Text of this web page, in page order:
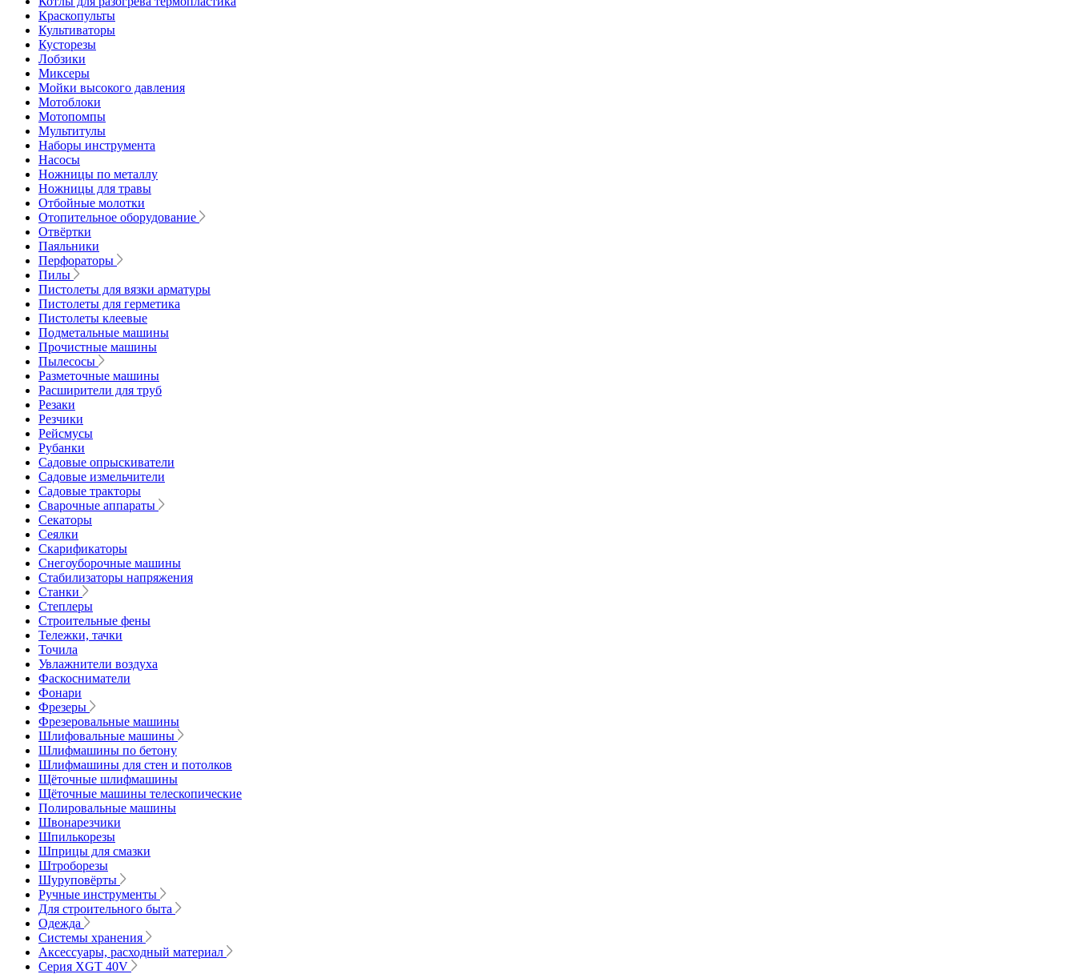
Краскопульты
Культиваторы
Кусторезы
Лобзики
Миксеры
Мойки высокого давления
Мотоблоки
Мотопомпы
Мультитулы
Наборы инструмента
Насосы
Ножницы по металлу
Ножницы для травы
Отбойные молотки
Отопительное оборудование
Отвёртки
Паяльники
Перфораторы
Пилы
Пистолеты для вязки арматуры
Пистолеты для герметика
Пистолеты клеевые
Подметальные машины
Прочистные машины
Пылесосы
Разметочные машины
Расширители для труб
Резаки
Резчики
Рейсмусы
Рубанки
Садовые опрыскиватели
Садовые измельчители
Садовые тракторы
Сварочные аппараты
Секаторы
Сеялки
Скарификаторы
Снегоуборочные машины
Стабилизаторы напряжения
Станки
Степлеры
Строительные фены
Тележки, тачки
Точила
Увлажнители воздуха
Фаскосниматели
Фонари
Фрезеры
Фрезеровальные машины
Шлифовальные машины
Шлифмашины по бетону
Шлифмашины для стен и потолков
Щёточные шлифмашины
Щёточные машины телескопические
Полировальные машины
Швонарезчики
Шпилькорезы
Шприцы для смазки
Штроборезы
Шуруповёрты
Ручные инструменты
Для строительного быта
Одежда
Системы хранения
Аксессуары, расходный материал
Серия XGT 40V